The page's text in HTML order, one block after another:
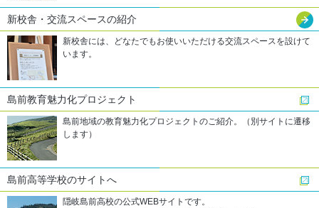
新校舎・交流スペースの紹介
新校舎には、どなたでもお使いいただける交流スペースを設けて
います。
島前教育魅力化プロジェクト
島前地域の教育魅力化プロジェクトのご紹介。（別サイトに遷移
します）
島前高等学校のサイトへ
隠岐島前高校の公式WEBサイトです。